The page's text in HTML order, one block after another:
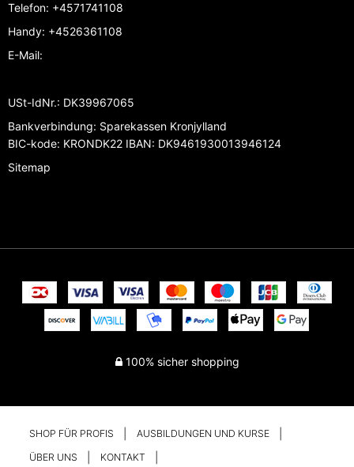
Telefon: +4571741108
Handy: +4526361108
E-Mail:
USt-IdNr.: DK39967065
Bankverbindung: Sparekassen Kronjylland
BIC-kode: KRONDK22 IBAN: DK9461930013946124
Sitemap
100% sicher shopping
SHOP FÜR PROFIS AUSBILDUNGEN UND KURSE
ÜBER UNS KONTAKT